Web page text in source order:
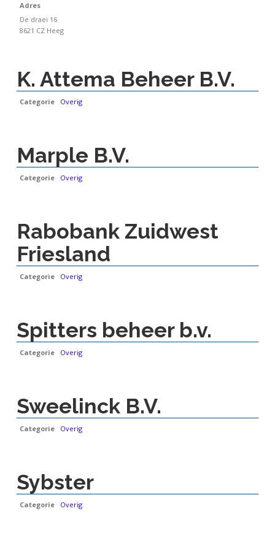
Adres
De draei 16
8621 CZ Heeg
K. Attema Beheer B.V.
Categorie Overig
Marple B.V.
Categorie Overig
Rabobank Zuidwest
Friesland
Categorie Overig
Spitters beheer b.v.
Categorie Overig
Sweelinck B.V.
Categorie Overig
Sybster
Categorie Overig